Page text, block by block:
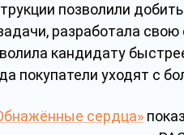
позволили
разработала
кандидату
покупатели уходят с
сердца»